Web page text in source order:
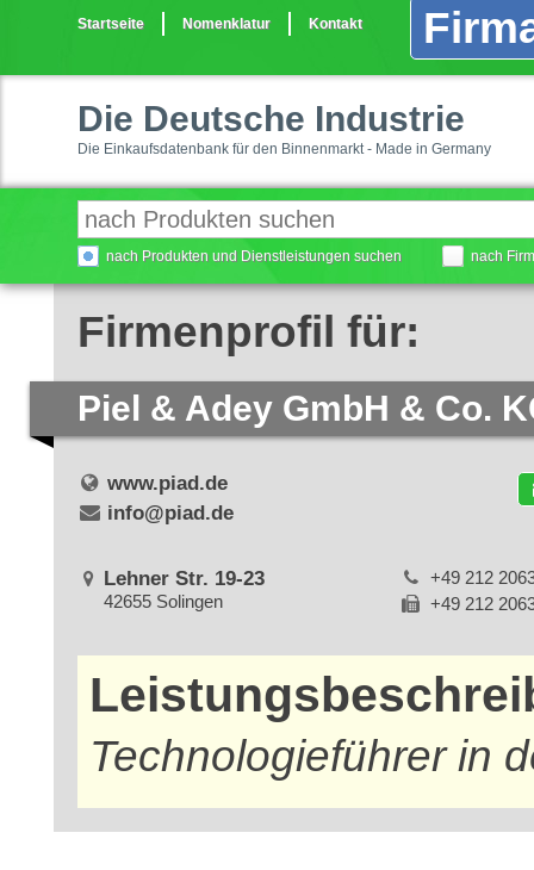
Startseite Nomenklatur Kontakt
Die Deutsche Industrie
Die Einkaufsdatenbank für den Binnenmarkt - Made in Germany
nach Produkten und Dienstleistungen suchen nach
Firmenprofil für:
Piel & Adey GmbH & Co.
www.piad.de
info@piad.de
Lehner Str. 19-23
42655 Solingen
+49 212
+49 212
Technologieführer in